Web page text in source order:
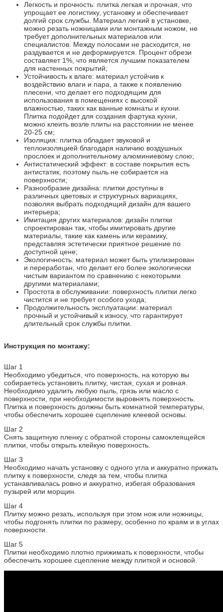
Легкость и прочность: плитка легкая и прочная, что
упрощает ее логистику, установку и обеспечивает
долгий срок службы. Материал легкий в установке,
можно резать ножницами или монтажным ножом, не
требует дополнительных материалов или
специалистов. Между полосами не расходится, не
раздувается и не деформируется. Процент обрези
составляет 1%, что является лучшим показателем
для настенных покрытий;
Устойчивость к влаге: материал устойчив к
воздействию влаги и пара, а также к появлению
плесени, что делает его подходящим для
использования в помещениях с высокой
влажностью, таких как ванные комнаты и кухни.
Плитка подойдет для создания фартука кухни,
можно клеить возле плиты на расстоянии не менее
20-25 см;
Изоляция: плитка обладает звуковой и
теплоизоляцией благодаря наличию воздушных
прослоек и дополнительному алюминиевому слою;
Антистатический эффект: в составе покрытия есть
антистатик, поэтому пыль не собирается на
поверхности;
Разнообразие дизайна: плитки доступны в
различных цветовых и структурных вариациях,
позволяя выбрать подходящий дизайн для вашего
интерьера;
Имитация других материалов: дизайн плитки
спроектирован так, чтобы имитировать другие
материалы, такие как камень или керамику,
представляя эстетически приятное решение по
доступной цене;
Экологичность: материал может быть утилизирован
и переработан, что делает его более экологически
чистым вариантом по сравнению с некоторыми
другими материалами;
Простота в обслуживании: поверхность плитки легко
чистится и не требует особого ухода;
Продолжительность эксплуатации: материал
прочный и устойчивый к износу, что гарантирует
длительный срок службы плитки.
Инструкция по монтажу:
Шаг 1
Необходимо убедиться, что поверхность, на которую вы
собираетесь установить плитку, чистая, сухая и ровная.
Необходимо удалить любую пыль, грязь или масло с
поверхности, при необходимости выровнять поверхность.
Плитка и поверхность должны быть комнатной температуры,
чтобы обеспечить хорошее сцепление клеевой основы.
Шаг 2
Снять защитную пленку с обратной стороны самоклеящейся
плитки, чтобы открыть клейкую поверхность.
Шаг 3
Необходимо начать установку с одного угла и аккуратно прижать
плитку к поверхности, следя за тем, чтобы плитка
устанавливалась ровно и аккуратно, избегая образования
пузырей или морщин.
Шаг 4
Плитку можно резать, используя при этом нож или ножницы,
чтобы подгонять плитки по размеру, особенно по краям и в углах
поверхности.
Шаг 5
Плитки необходимо плотно прижимать к поверхности, чтобы
обеспечить хорошее сцепление между плиткой и основой.